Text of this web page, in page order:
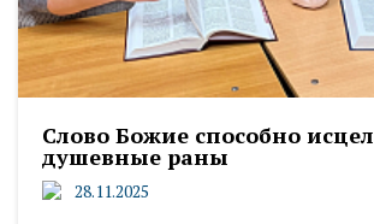
Слово Божие способно
душевные раны
28.11.2025